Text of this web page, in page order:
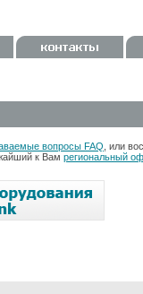
вопросы FAQ , или
к Вам региональный